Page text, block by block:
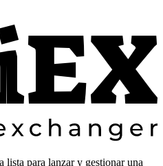
para lanzar y gestionar una